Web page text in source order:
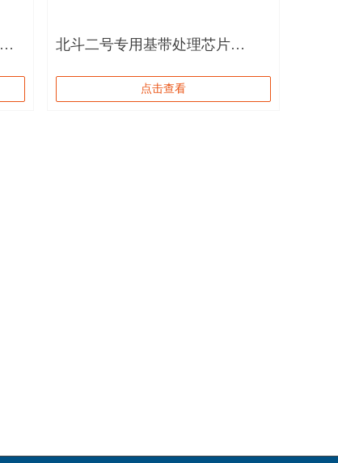
北斗二号专用基带处理芯片
点击查看